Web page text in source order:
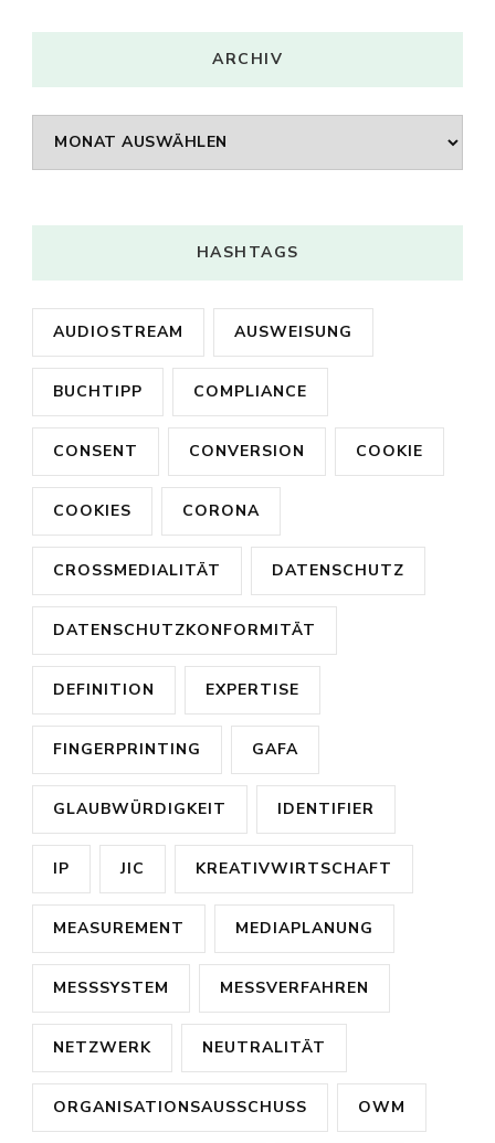
ARCHIV
Archiv
HASHTAGS
AUDIOSTREAM AUSWEISUNG
BUCHTIPP COMPLIANCE
CONSENT CONVERSION COOKIE
COOKIES CORONA
CROSSMEDIALITÄT DATENSCHUTZ
DATENSCHUTZKONFORMITÄT
DEFINITION EXPERTISE
FINGERPRINTING GAFA
GLAUBWÜRDIGKEIT IDENTIFIER
IP JIC KREATIVWIRTSCHAFT
MEASUREMENT MEDIAPLANUNG
MESSSYSTEM MESSVERFAHREN
NETZWERK NEUTRALITÄT
ORGANISATIONSAUSSCHUSS OWM